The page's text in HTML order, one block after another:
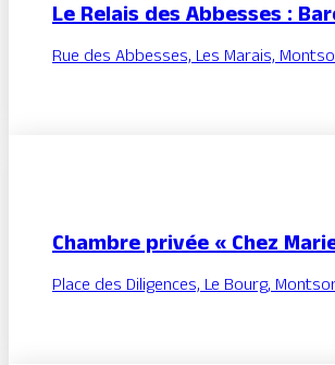
Le Relais des Abbesses :
Rue des Abbesses, Les Marais,
Chambre privée « Chez
Place des Diligences, Le Bourg,